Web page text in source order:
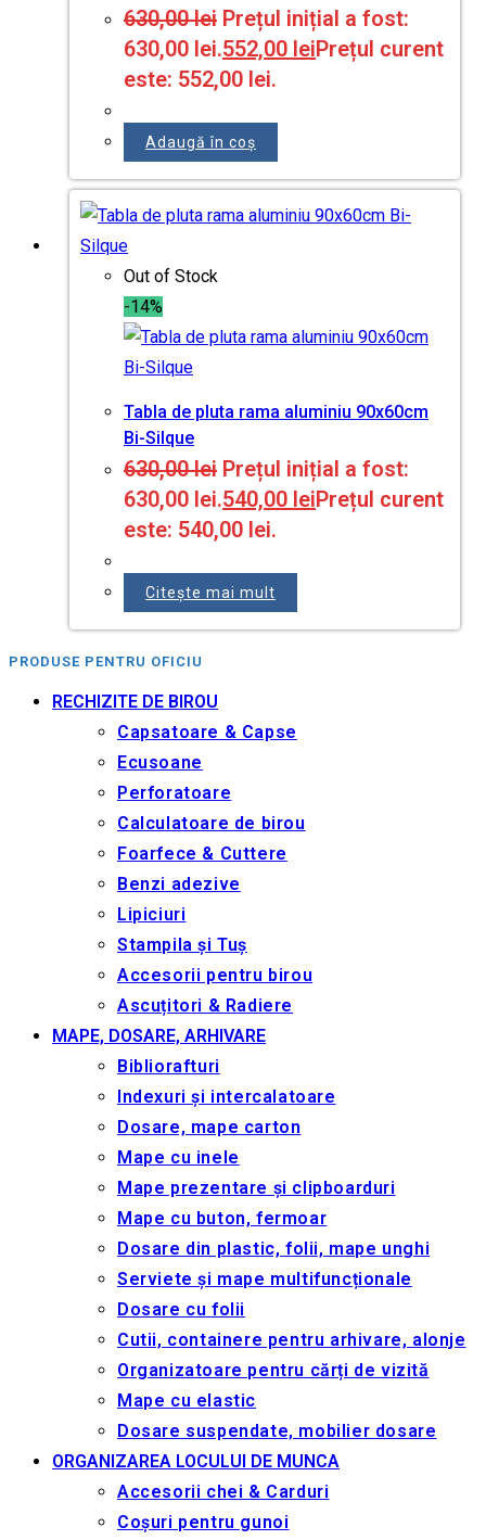
630,00lei Prețul inițial a fost:
630,00 lei.552,00 leiPrețul curent
este: 552,00 lei.
Adaugă în coș
Out of Stock
-14%
Tabla de pluta rama aluminiu 90x60cm
Bi-Silque
630,00lei Prețul inițial a fost:
630,00 lei.540,00 leiPrețul curent
este: 540,00 lei.
Citește mai mult
PRODUSE PENTRU OFICIU
RECHIZITE DE BIROU
Capsatoare & Capse
Ecusoane
Perforatoare
Calculatoare de birou
Foarfece & Cuttere
Benzi adezive
Lipiciuri
Stampila și Tuș
Accesorii pentru birou
Ascuțitori & Radiere
MAPE, DOSARE, ARHIVARE
Bibliorafturi
Indexuri și intercalatoare
Dosare, mape carton
Mape cu inele
Mape prezentare și clipboarduri
Mape cu buton, fermoar
Dosare din plastic, folii, mape unghi
Serviete și mape multifuncționale
Dosare cu folii
Cutii, containere pentru arhivare, alonje
Organizatoare pentru cărți de vizită
Mape cu elastic
Dosare suspendate, mobilier dosare
ORGANIZAREA LOCULUI DE MUNCA
Accesorii chei & Сarduri
Coșuri pentru gunoi